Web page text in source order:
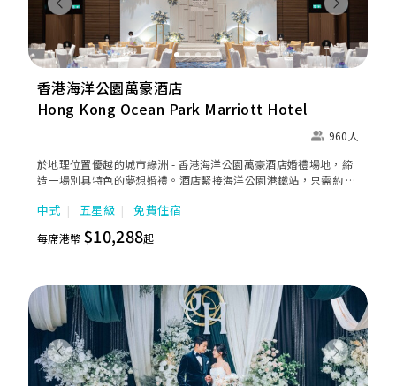
Previous Next
香港海洋公園萬豪酒店
Hong Kong Ocean Park Marriott Hotel
960人
於地理位置優越的城市綠洲 - 香港海洋公園萬豪酒店婚禮場地，締
造一場別具特色的夢想婚禮。酒店緊接海洋公園港鐵站，只需約 6
分鐘車程即可直達金鐘核心商業區，交通方便，是新人及賓客理想
的香港婚宴酒店選擇。 由專業婚禮團隊悉心策劃，結合標誌性的水
族館證婚場地、1,242平方米無柱型大宴會廳（最多可筵開 80 席
圓桌，盡顯非凡氣派），以及自然雅致的戶外園林空間，為您打造
中式 五星級 免費住宿
每席港幣 $10,288起
Previous Next